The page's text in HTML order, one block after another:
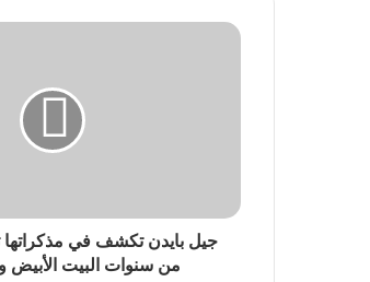
جيل بايدن تكشف في
من سنوات البيت الأبيض